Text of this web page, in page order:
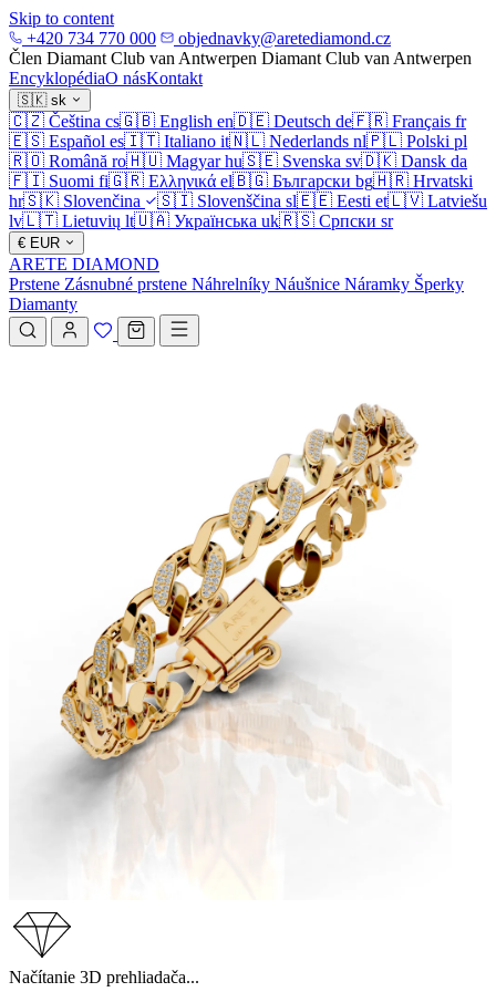
Skip to content
+420 734 770 000
objednavky@aretediamond.cz
Člen Diamant Club van Antwerpen Diamant Club van Antwerpen
EncyklopédiaO násKontakt
🇸🇰 sk
🇨🇿 Čeština cs🇬🇧 English en🇩🇪 Deutsch de🇫🇷 Français fr
🇪🇸 Español es🇮🇹 Italiano it🇳🇱 Nederlands nl🇵🇱 Polski pl
🇷🇴 Română ro🇭🇺 Magyar hu🇸🇪 Svenska sv🇩🇰 Dansk da
🇫🇮 Suomi fi🇬🇷 Ελληνικά el🇧🇬 Български bg🇭🇷 Hrvatski
hr🇸🇰 Slovenčina 🇸🇮 Slovenščina sl🇪🇪 Eesti et🇱🇻 Latviešu
lv🇱🇹 Lietuvių lt🇺🇦 Українська uk🇷🇸 Српски sr
€ EUR
ARETE DIAMOND
Prstene Zásnubné prstene Náhrelníky Náušnice Náramky Šperky
Diamanty
Načítanie 3D prehliadača...